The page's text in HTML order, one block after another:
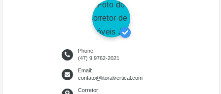
Phone:
(47) 9 9762-2021
Email:
contato@litoralvertical.com
Corretor: